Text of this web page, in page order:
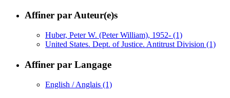
Affiner par Auteur(e)s
Huber, Peter W. (Peter William), 1952- (1)
United States. Dept. of Justice. Antitrust Division (1)
Affiner par Langage
English / Anglais (1)